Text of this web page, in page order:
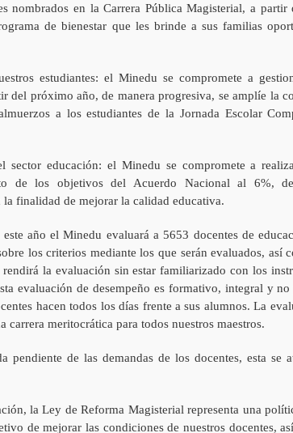
nombrados en la Carrera Pública Magisterial, a
de bienestar que les brinde a sus familias
estudiantes: el Minedu se compromete a
del próximo año, de manera progresiva, se amplíe la
a los estudiantes de la Jornada Escolar
sector educación: el Minedu se compromete a
de los objetivos del Acuerdo Nacional al 6%,
finalidad de mejorar la calidad educativa.
este año el Minedu evaluará a 5653 docentes de
los criterios mediante los que serán evaluados, así
la evaluación sin estar familiarizado con los
evaluación de desempeño es formativo, integral y
hacen todos los días frente a sus alumnos. La
carrera meritocrática para todos nuestros maestros.
pendiente de las demandas de los docentes, esta se
la Ley de Reforma Magisterial representa una
de mejorar las condiciones de nuestros docentes,